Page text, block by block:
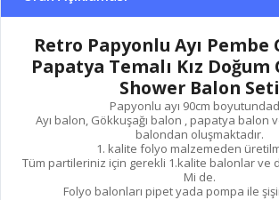
Retro Papyonlu Ayı Pembe
Papatya Temalı Kız Doğum
Shower Balon Seti
Papyonlu ayı 90cm
Ayı balon, Gökkuşağı balon , papatya balon
balondan oluşmaktadır.
1. kalite folyo malzemeden
Tüm partileriniz için gerekli 1.kalite balonlar ve
Mi de.
Folyo balonları pipet yada pompa ile